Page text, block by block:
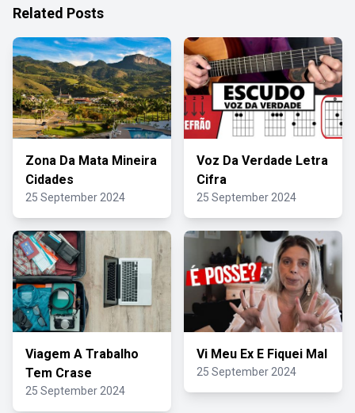
Related Posts
Zona Da Mata Mineira
Cidades
25 September 2024
Voz Da Verdade Letra
Cifra
25 September 2024
Viagem A Trabalho
Tem Crase
25 September 2024
Vi Meu Ex E Fiquei Mal
25 September 2024